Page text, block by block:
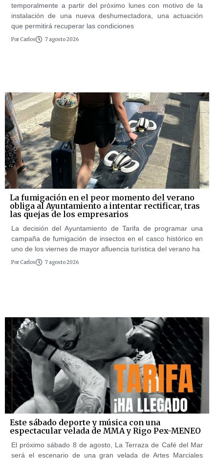
temporalmente a partir del próximo lunes con motivo de la
instalación de una nueva deshumectadora, una actuación
que permitirá recuperar las condiciones
Por Carlos 7 agosto 2026
La fumigación en el peor momento del verano
obliga al Ayuntamiento a intentar rectificar, tras
las quejas de los empresarios
La decisión del Ayuntamiento de Tarifa de programar una
campaña de fumigación de insectos en el casco histórico en
uno de los viernes de mayor afluencia turística del verano ha
Por Carlos 7 agosto 2026
Este sábado deporte y música con una
espectacular velada de MMA y Rigo Pex-MENEO
El próximo sábado 8 de agosto, La Terraza de Café del Mar
será el escenario de una gran velada de Artes Marciales